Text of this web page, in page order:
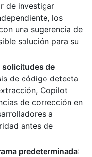
de investigar
los
una sugerencia de
solución para su
solicitudes de
de código detecta
Copilot
de corrección en
a
antes de
predeterminada: